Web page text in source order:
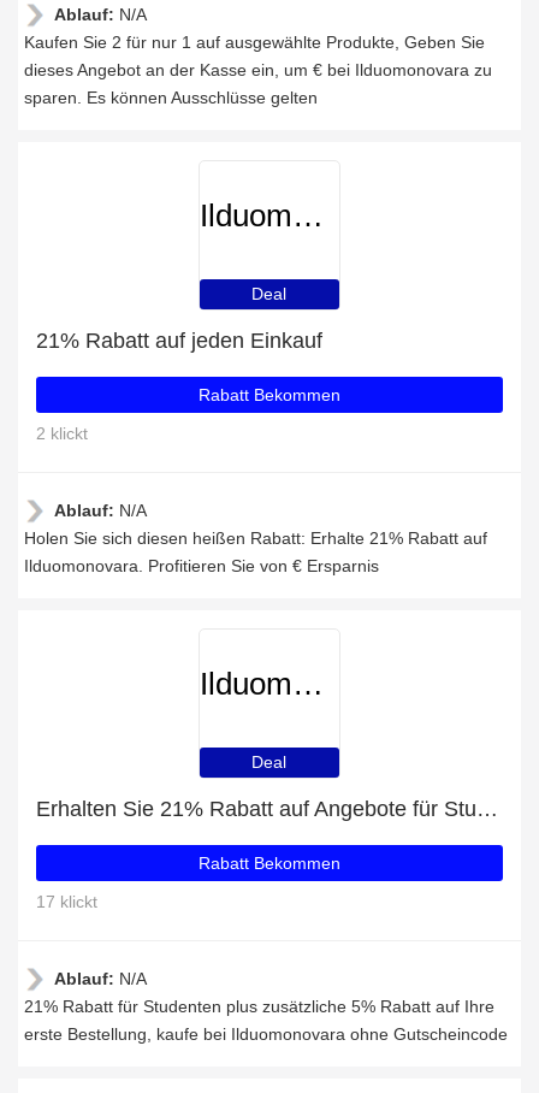
Ablauf: N/A
Kaufen Sie 2 für nur 1 auf ausgewählte Produkte, Geben Sie
dieses Angebot an der Kasse ein, um € bei Ilduomonovara zu
sparen. Es können Ausschlüsse gelten
Ilduomonovara
Deal
21% Rabatt auf jeden Einkauf
Rabatt Bekommen
2 klickt
Ablauf: N/A
Holen Sie sich diesen heißen Rabatt: Erhalte 21% Rabatt auf
Ilduomonovara. Profitieren Sie von € Ersparnis
Ilduomonovara
Deal
Erhalten Sie 21% Rabatt auf Angebote für Studenten
Rabatt Bekommen
17 klickt
Ablauf: N/A
21% Rabatt für Studenten plus zusätzliche 5% Rabatt auf Ihre
erste Bestellung, kaufe bei Ilduomonovara ohne Gutscheincode